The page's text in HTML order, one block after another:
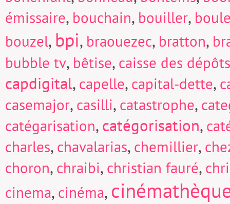
émissaire, bouchain, bouiller,
bouzel, bpi, braouezec, bratton,
bubble tv, bêtise, caisse des
capdigital, capelle, capital-dette,
casemajor, casilli, catastrophe,
catégarisation,catégorisation,
charles, chavalarias, chemillier,
choron, chraibi, christian fauré,
cinema, cinéma,